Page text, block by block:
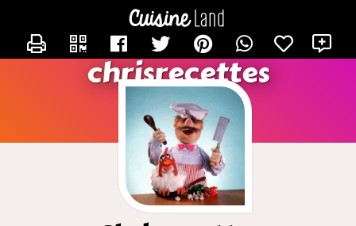
chrisrecettes
CONTACTER CHRISRECETTES